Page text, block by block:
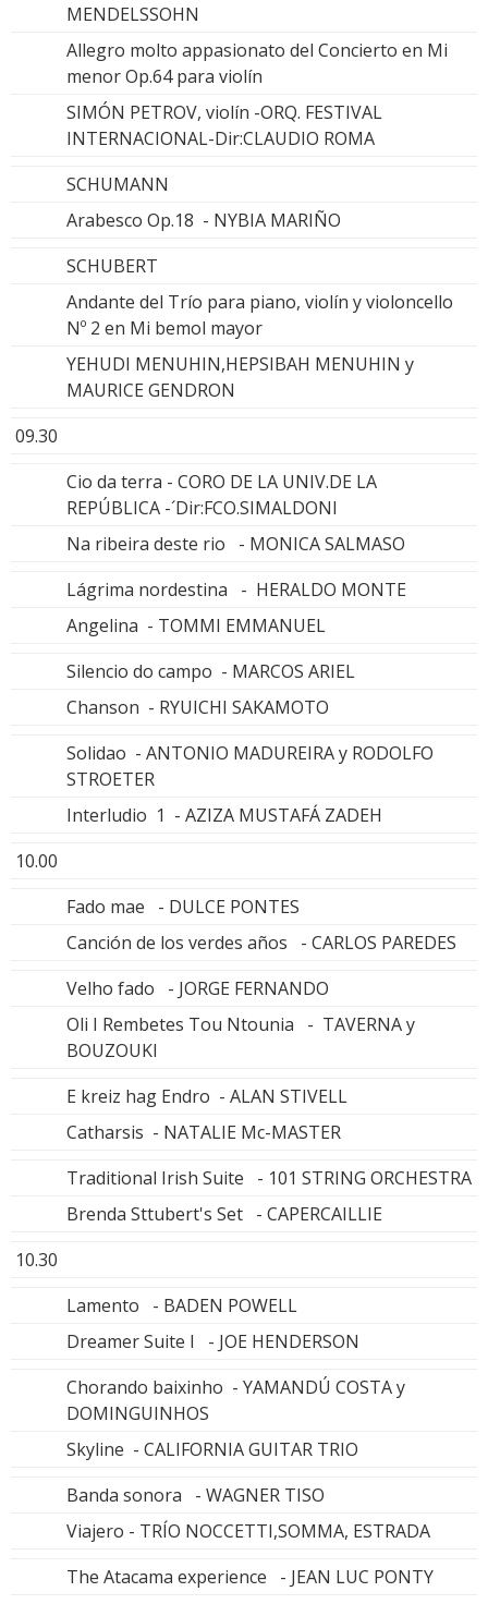
MENDELSSOHN
Allegro molto appasionato del Concierto en Mi
menor Op.64 para violín
SIMÓN PETROV, violín -ORQ. FESTIVAL
INTERNACIONAL-Dir:CLAUDIO ROMA
SCHUMANN
Arabesco Op.18 - NYBIA MARIÑO
SCHUBERT
Andante del Trío para piano, violín y violoncello
Nº 2 en Mi bemol mayor
YEHUDI MENUHIN,HEPSIBAH MENUHIN y
MAURICE GENDRON
09.30
Cio da terra - CORO DE LA UNIV.DE LA
REPÚBLICA -´Dir:FCO.SIMALDONI
Na ribeira deste rio - MONICA SALMASO
Lágrima nordestina - HERALDO MONTE
Angelina - TOMMI EMMANUEL
Silencio do campo - MARCOS ARIEL
Chanson - RYUICHI SAKAMOTO
Solidao - ANTONIO MADUREIRA y RODOLFO
STROETER
Interludio 1 - AZIZA MUSTAFÁ ZADEH
10.00
Fado mae - DULCE PONTES
Canción de los verdes años - CARLOS PAREDES
Velho fado - JORGE FERNANDO
Oli I Rembetes Tou Ntounia - TAVERNA y
BOUZOUKI
E kreiz hag Endro - ALAN STIVELL
Catharsis - NATALIE Mc-MASTER
Traditional Irish Suite - 101 STRING ORCHESTRA
Brenda Sttubert's Set - CAPERCAILLIE
10.30
Lamento - BADEN POWELL
Dreamer Suite I - JOE HENDERSON
Chorando baixinho - YAMANDÚ COSTA y
DOMINGUINHOS
Skyline - CALIFORNIA GUITAR TRIO
Banda sonora - WAGNER TISO
Viajero - TRÍO NOCCETTI,SOMMA, ESTRADA
The Atacama experience - JEAN LUC PONTY